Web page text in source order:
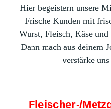
Hier begeistern unsere
Frische Kunden mit
Wurst, Fleisch, Käse
Dann mach aus deinem
verstärke
Fleischer-/